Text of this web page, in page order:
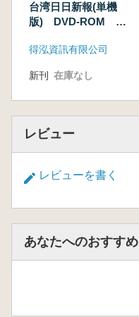
台湾日日新報(単機
版) DVD-ROM 大
得泓資訊有限公司
新刊 在庫なし
レビュー
レビューを書く
あなたへのおすすめ